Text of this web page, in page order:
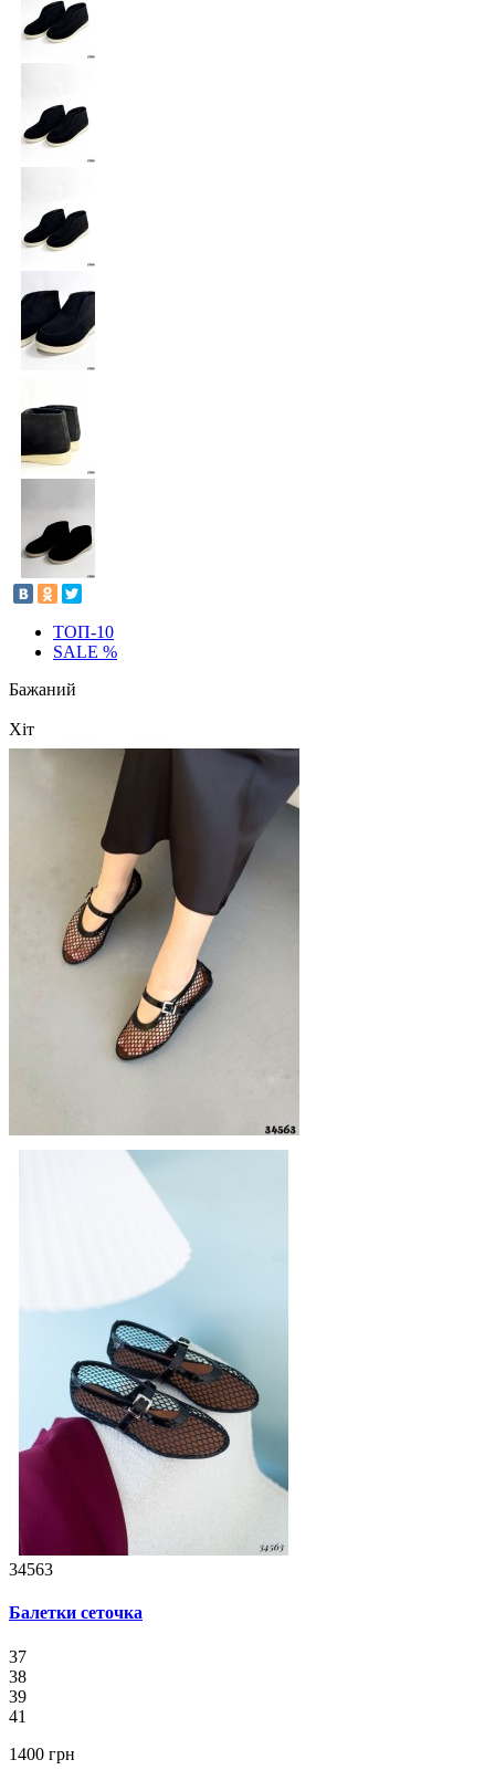
ТОП-10
SALE %
Бажаний
Хіт
34563
Балетки сеточка
37
38
39
41
1400 грн